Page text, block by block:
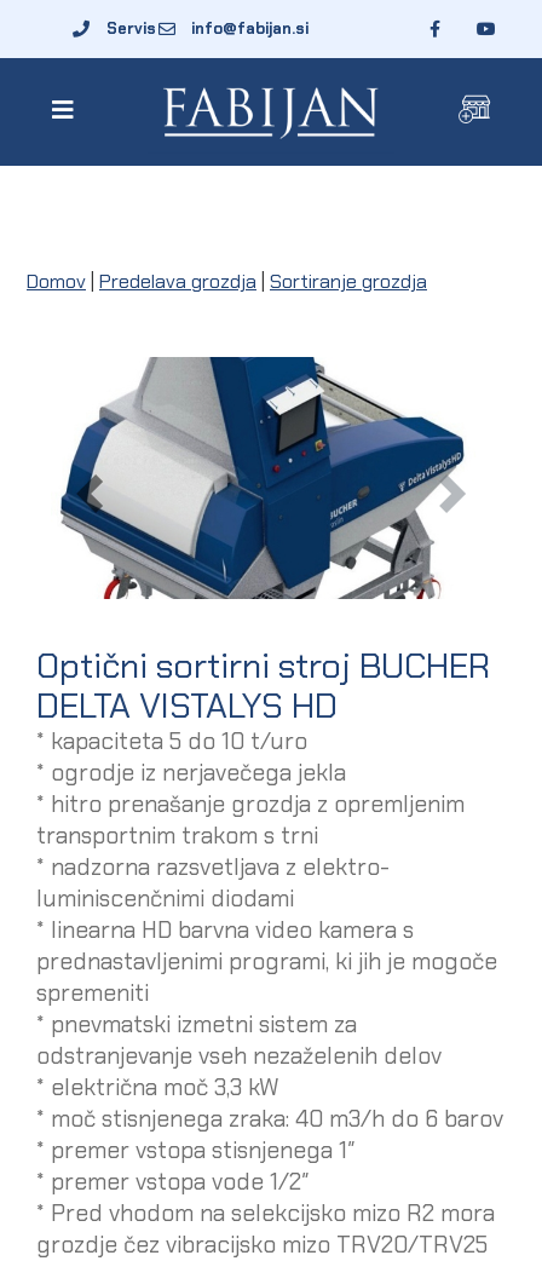
Servis info@fabijan.si
Domov Predelava grozdja Sortiranje grozdja
Optični sortirni stroj BUCHER
DELTA VISTALYS HD
* kapaciteta 5 do 10 t/uro
* ogrodje iz nerjavečega jekla
* hitro prenašanje grozdja z opremljenim
transportnim trakom s trni
* nadzorna razsvetljava z elektro-
luminiscenčnimi diodami
* linearna HD barvna video kamera s
prednastavljenimi programi, ki jih je mogoče
spremeniti
* pnevmatski izmetni sistem za
odstranjevanje vseh nezaželenih delov
* električna moč 3,3 kW
* moč stisnjenega zraka: 40 m3/h do 6 barov
* premer vstopa stisnjenega 1″
* premer vstopa vode 1/2″
* Pred vhodom na selekcijsko mizo R2 mora
grozdje čez vibracijsko mizo TRV20/TRV25